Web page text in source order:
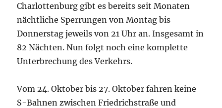
Charlottenburg gibt es bereits seit Monaten
nächtliche Sperrungen von Montag bis
Donnerstag jeweils von 21 Uhr an. Insgesamt in
82 Nächten. Nun folgt noch eine komplette
Unterbrechung des Verkehrs.
Vom 24. Oktober bis 27. Oktober fahren keine
S-Bahnen zwischen Friedrichstraße und